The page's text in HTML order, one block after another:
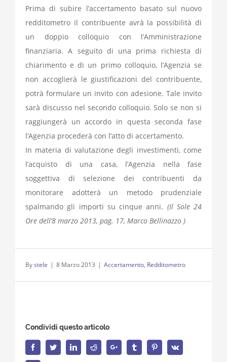
Prima di subire l’accertamento basato sul nuovo
redditometro il contribuente avrà la possibilità di
un doppio colloquio con l’Amministrazione
finanziaria. A seguito di una prima richiesta di
chiarimento e di un primo colloquio, l’Agenzia se
non accoglierà le giustificazioni del contribuente,
potrà formulare un invito con adesione. Tale invito
sarà discusso nel secondo colloquio. Solo se non si
raggiungerà un accordo in questa seconda fase
l’Agenzia procederà con l’atto di accertamento.
In materia di valutazione degli investimenti, come
l’acquisto di una casa, l’Agenzia nella fase
soggettiva di selezione dei contribuenti da
monitorare adotterà un metodo prudenziale
spalmando gli importi su cinque anni. (Il Sole 24
Ore dell’8 marzo 2013, pag. 17, Marco Bellinazzo )
Bystele | 8 Marzo 2013 | Accertamento, Redditometro
Condividi questo articolo
FacebookTwitterLinkedInReddit Google+ Tumblr PinterestVk